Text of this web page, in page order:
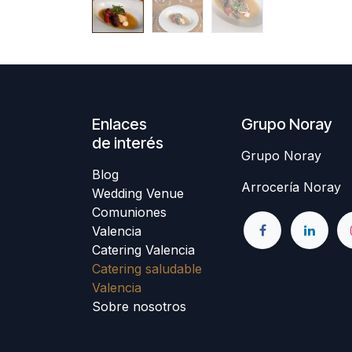
Enlaces
de interés
Blog
Wedding Venue
Comuniones
Valencia
Catering Valencia
Catering saludable
Valencia
Sobre nosotros
Grupo Noray
Grupo Noray
Arrocería Noray